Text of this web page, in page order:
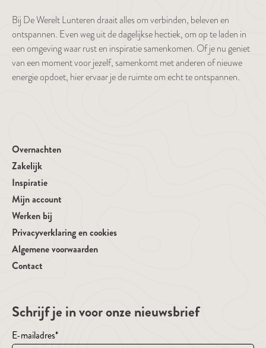
Bij De Werelt Lunteren draait alles om verbinden, beleven en
ontspannen. Even weg uit de dagelijkse hectiek, om op te laden in
een omgeving waar rust en inspiratie samenkomen. Of je nu geniet
van een moment voor jezelf, samenkomt met anderen of nieuwe
energie opdoet, hier ervaar je de ruimte om echt te ontspannen.
Overnachten
Zakelijk
Inspiratie
Mijn account
Werken bij
Privacyverklaring en cookies
Algemene voorwaarden
Contact
Schrijf je in voor onze nieuwsbrief
E-mailadres*